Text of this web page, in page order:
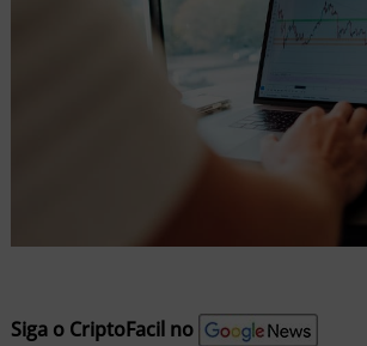
Siga o CriptoFacil no